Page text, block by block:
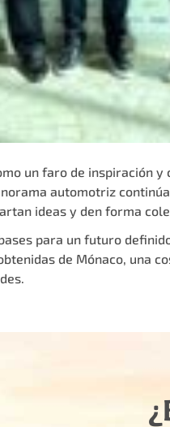
un faro de inspiración
automotriz
ideas y den forma
para un futuro
de Mónaco, una